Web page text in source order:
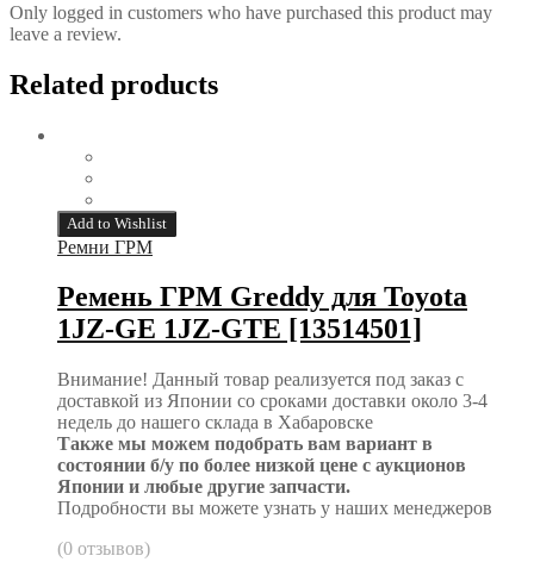
Only logged in customers who have purchased this product may
leave a review.
Related products
Add to Wishlist
Ремни ГРМ
Ремень ГРМ Greddy для Toyota
1JZ-GE 1JZ-GTE [13514501]
Внимание! Данный товар реализуется под заказ с
доставкой из Японии со сроками доставки около 3-4
недель до нашего склада в Хабаровске
Также мы можем подобрать вам вариант в
состоянии б/у по более низкой цене с аукционов
Японии и любые другие запчасти.
Подробности вы можете узнать у наших менеджеров
(0 отзывов)